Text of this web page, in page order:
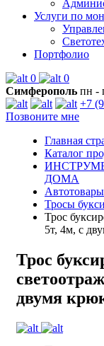
Услуги по
Портфолио
0
0
Симферополь пн -
+7
Позвоните мне
Главная
Каталог
ДОМА
Автотовары
Тросы
Трос
5т, 4м, с
Трос
двумя